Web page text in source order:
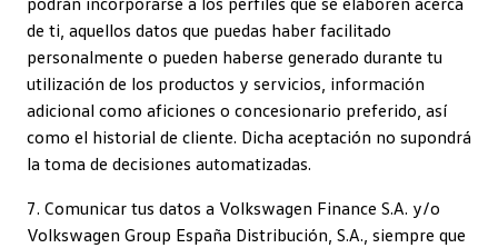
de ti, aquellos datos que puedas haber facilitado
personalmente o pueden haberse generado durante tu
utilización de los productos y servicios, información
adicional como aficiones o concesionario preferido, así
como el historial de cliente. Dicha aceptación no supondrá
la toma de decisiones automatizadas.
7. Comunicar tus datos a Volkswagen Finance S.A. y/o
Volkswagen Group España Distribución, S.A., siempre que